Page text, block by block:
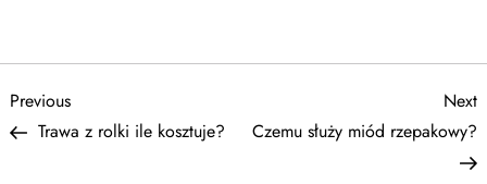
N
Previous
Post
Previous
Trawa z rolki ile kosztuje?
Next
Czemu służy miód rzepakowy?